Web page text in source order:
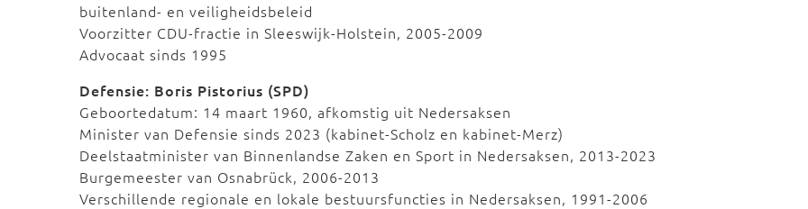
buitenland- en veiligheidsbeleid
Voorzitter CDU-fractie in Sleeswijk-Holstein, 2005-2009
Advocaat sinds 1995
Defensie: Boris Pistorius (SPD)
Geboortedatum: 14 maart 1960, afkomstig uit Nedersaksen
Minister van Defensie sinds 2023 (kabinet-Scholz en kabinet-Merz)
Deelstaatminister van Binnenlandse Zaken en Sport in Nedersaksen, 2013-2023
Burgemeester van Osnabrück, 2006-2013
Verschillende regionale en lokale bestuursfuncties in Nedersaksen, 1991-2006